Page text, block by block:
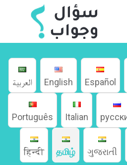
العربية English Español
Português Italian
हिन्दी தமிழ் ગુજરાતી